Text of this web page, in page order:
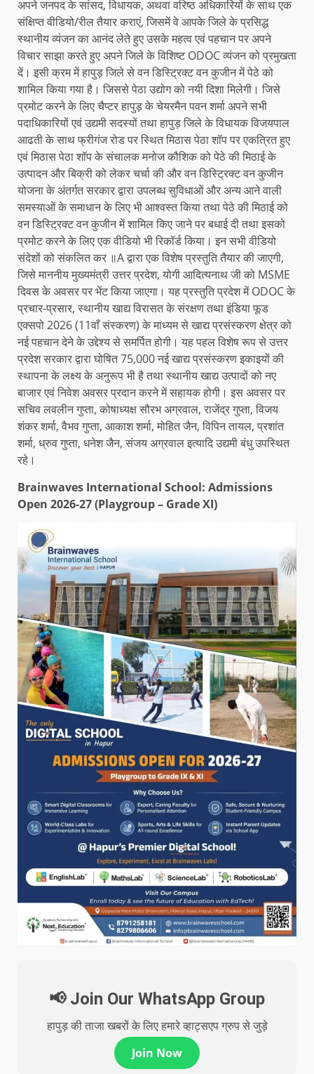
अपने जनपद के सांसद, विधायक, अथवा वरिष्ठ अधिकारियों के साथ एक
संक्षिप्त वीडियो/रील तैयार कराएं, जिसमें वे आपके जिले के प्रसिद्ध
स्थानीय व्यंजन का आनंद लेते हुए उसके महत्व एवं पहचान पर अपने
विचार साझा करते हुए अपने जिले के विशिष्ट ODOC व्यंजन को प्रमुखता
दें। इसी क्रम में हापुड़ जिले से वन डिस्ट्रिक्ट वन कुजीन में पेठे को
शामिल किया गया है। जिससे पेठा उद्योग को नयी दिशा मिलेगी। जिसे
प्रमोट करने के लिए चैप्टर हापुड़ के चेयरमैन पवन शर्मा अपने सभी
पदाधिकारियों एवं उद्यमी सदस्यों तथा हापुड़ जिले के विधायक विजयपाल
आढती के साथ फ्रीगंज रोड पर स्थित मिठास पेठा शॉप पर एकत्रित हुए
एवं मिठास पेठा शॉप के संचालक मनोज कौशिक को पेठे की मिठाई के
उत्पादन और बिक्री को लेकर चर्चा की और वन डिस्ट्रिक्ट वन कुजीन
योजना के अंतर्गत सरकार द्वारा उपलब्ध सुविधाओं और अन्य आने वाली
समस्याओं के समाधान के लिए भी आश्वस्त किया तथा पेठे की मिठाई को
वन डिस्ट्रिक्ट वन कुजीन में शामिल किए जाने पर बधाई दी तथा इसको
प्रमोट करने के लिए एक वीडियो भी रिकॉर्ड किया। इन सभी वीडियो
संदेशों को संकलित कर ॥A द्वारा एक विशेष प्रस्तुति तैयार की जाएगी,
जिसे माननीय मुख्यमंत्री उत्तर प्रदेश, योगी आदित्यनाथ जी को MSME
दिवस के अवसर पर भेंट किया जाएगा। यह प्रस्तुति प्रदेश में ODOC के
प्रचार-प्रसार, स्थानीय खाद्य विरासत के संरक्षण तथा इंडिया फूड
एक्सपो 2026 (11वाँ संस्करण) के माध्यम से खाद्य प्रसंस्करण क्षेत्र को
नई पहचान देने के उद्देश्य से समर्पित होगी। यह पहल विशेष रूप से उत्तर
प्रदेश सरकार द्वारा घोषित 75,000 नई खाद्य प्रसंस्करण इकाइयों की
स्थापना के लक्ष्य के अनुरूप भी है तथा स्थानीय खाद्य उत्पादों को नए
बाजार एवं निवेश अवसर प्रदान करने में सहायक होगी। इस अवसर पर
सचिव लवलीन गुप्ता, कोषाध्यक्ष सौरभ अग्रवाल, राजेंद्र गुप्ता, विजय
शंकर शर्मा, वैभव गुप्ता, आकाश शर्मा, मोहित जैन, विपिन तायल, प्रशांत
शर्मा, ध्रुव गुप्ता, धनेश जैन, संजय अग्रवाल इत्यादि उद्यमी बंधु उपस्थित
रहे।
Brainwaves International School: Admissions
Open 2026-27 (Playgroup – Grade XI)
📢 Join Our WhatsApp Group
हापुड़ की ताजा खबरों के लिए हमारे व्हाट्सएप ग्रुप से जुड़े
Join Now